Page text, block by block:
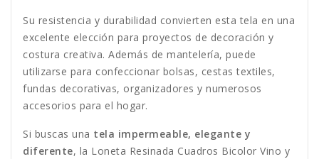
Su resistencia y durabilidad convierten esta tela en una
excelente elección para proyectos de decoración y
costura creativa. Además de mantelería, puede
utilizarse para confeccionar bolsas, cestas textiles,
fundas decorativas, organizadores y numerosos
accesorios para el hogar.
Si buscas una tela impermeable, elegante y
diferente, la Loneta Resinada Cuadros Bicolor Vino y